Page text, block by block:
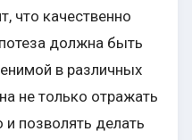
что качественно
должна быть
в различных
не только отражать
и позволять делать